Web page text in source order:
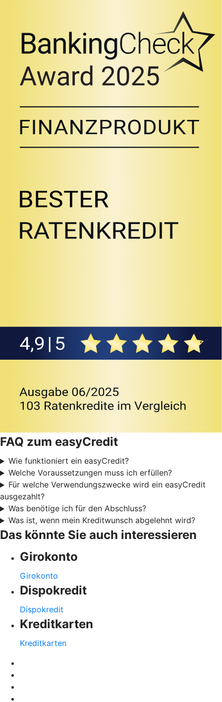
FAQ zum easyCredit
Wie funktioniert ein easyCredit?
Welche Voraussetzungen muss ich erfüllen?
Für welche Verwendungszwecke wird ein easyCredit
ausgezahlt?
Was benötige ich für den Abschluss?
Was ist, wenn mein Kreditwunsch abgelehnt wird?
Das könnte Sie auch interessieren
Girokonto
Girokonto
Dispokredit
Dispokredit
Kreditkarten
Kreditkarten